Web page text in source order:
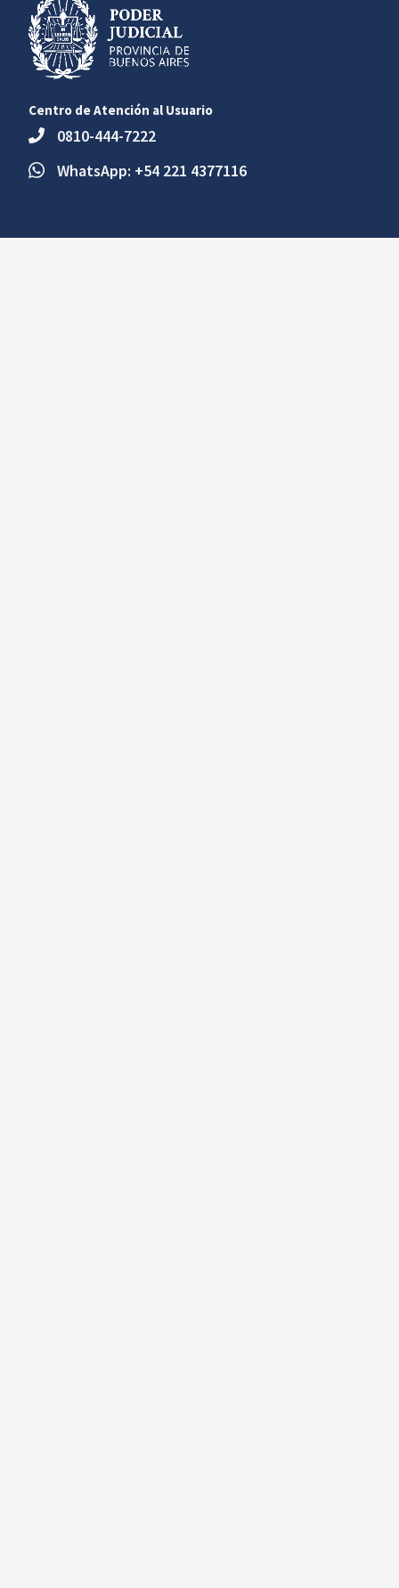
Centro de Atención al Usuario
0810-444-7222
WhatsApp: +54 221 4377116